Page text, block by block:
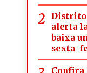
Distrito
alerta
baixa
sexta-
Confira